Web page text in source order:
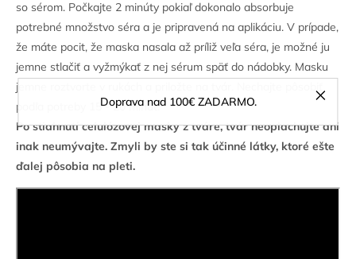
Doprava nad 100€ ZADARMO.
so sérom. Počkajte 2 minúty pokiaľ dokonalo absorbuje
potrebné množstvo séra a je pripravená na aplikáciu. V prípade,
že máte pocit, že maska nasala až príliž veľa séra, je možné ju
jemne stlačiť a vyžmýkať z nej sérum späť do nádobky. Masku
jemne roztvorte v rukách a priložte na tvár. Nechajte pôsobiť
podľa potreby 15 - 20 minút.
Po stiahnutí celulózovej masky z tváre, tvár neoplachujte ani
inak neumývajte. Zmyli by ste si tak účinné látky, ktoré ešte
ďalej pôsobia na pleti.